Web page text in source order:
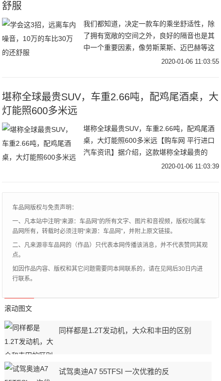
舒服
我们都知道，决定一款车的乘坐舒适性，除
了拥有宽敞的空间之外，良好的隔音也是其
中一个重要因素，像劳斯莱斯、迈巴赫等这
些豪华车型就是业内的代表。当然并不是所
2020-01-06 11:03:55
堪称全球最贵SUV，车重2.66吨，配鸡尾酒桌，大
灯能照600多米远
堪称全球最贵SUV，车重2.66吨，配鸡尾酒
桌，大灯能照600多米远【购车网 平行进口
汽车资讯】据介绍，这款堪称全球最贵的
SUV，也是技术最先进、唯一特制的超级奢
2020-01-06 11:03:39
车品网版权与免责声明：
一、凡本站中注明“来源：车品网”的所有文字、图片和音视频，版权均属车
品网所有，转载时必须注明“来源：车品网”，并附上原文链接。
二、凡来源非车品网的（作品）只代表本网传播该消息，并不代表赞同其观
点。
如因作品内容、版权和其它问题需要同本网联系的，请在见网后30日内进
行联系。
滚动图文
同样都是1.2T发动机，大众和丰田的区别
试驾奥迪A7 55TFSI 一次优雅的反